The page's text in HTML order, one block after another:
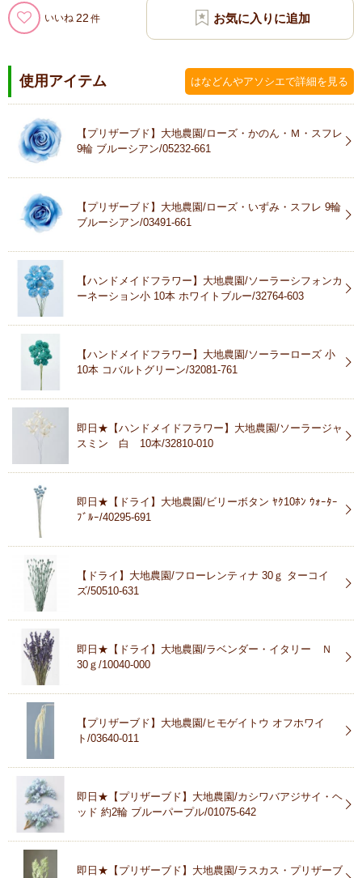
いいね 22
使用アイテム はなどんやアソシエで詳細を見る
【プリザーブド】大地農園/ローズ・かのん・Ｍ・スフレ
9輪 ブルーシアン/05232-661
【プリザーブド】大地農園/ローズ・いずみ・スフレ 9輪
ブルーシアン/03491-661
【ハンドメイドフラワー】大地農園/ソーラーシフォンカ
ーネーション小 10本 ホワイトブルー/32764-603
【ハンドメイドフラワー】大地農園/ソーラーローズ 小
10本 コバルトグリーン/32081-761
即日★【ハンドメイドフラワー】大地農園/ソーラージャ
スミン 白 10本/32810-010
即日★【ドライ】大地農園/ビリーボタン ﾔｸ10ﾎﾝ ｳｫｰﾀｰ
ﾌﾞﾙｰ/40295-691
【ドライ】大地農園/フローレンティナ 30ｇ ターコイ
ズ/50510-631
即日★【ドライ】大地農園/ラベンダー・イタリー Ｎ
30ｇ/10040-000
【プリザーブド】大地農園/ヒモゲイトウ オフホワイ
ト/03640-011
即日★【プリザーブド】大地農園/カシワバアジサイ・ヘ
ッド 約2輪 ブルーパープル/01075-642
即日★【プリザーブド】大地農園/ラスカス・プリザーブ